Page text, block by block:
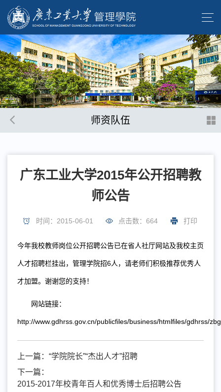
师资队伍
广东工业大学2015年公开招聘教
师公告
时间：2015-06-01 点击数： 664 打印
今年我校教师岗位公开招聘公告已在省人社厅网站及我校主页
人才招聘栏挂出，管理学院招6人，请老师们积极推荐优秀人
才加盟。谢谢您的支持！
网站链接：
http://www.gdhrss.gov.cn/publicfiles/business/htmlfiles/gdhrss/
上一篇： “学院院长”“杰出人才”招聘
下一篇：
2015-2017年校青年百人和优秀博士后招聘公告